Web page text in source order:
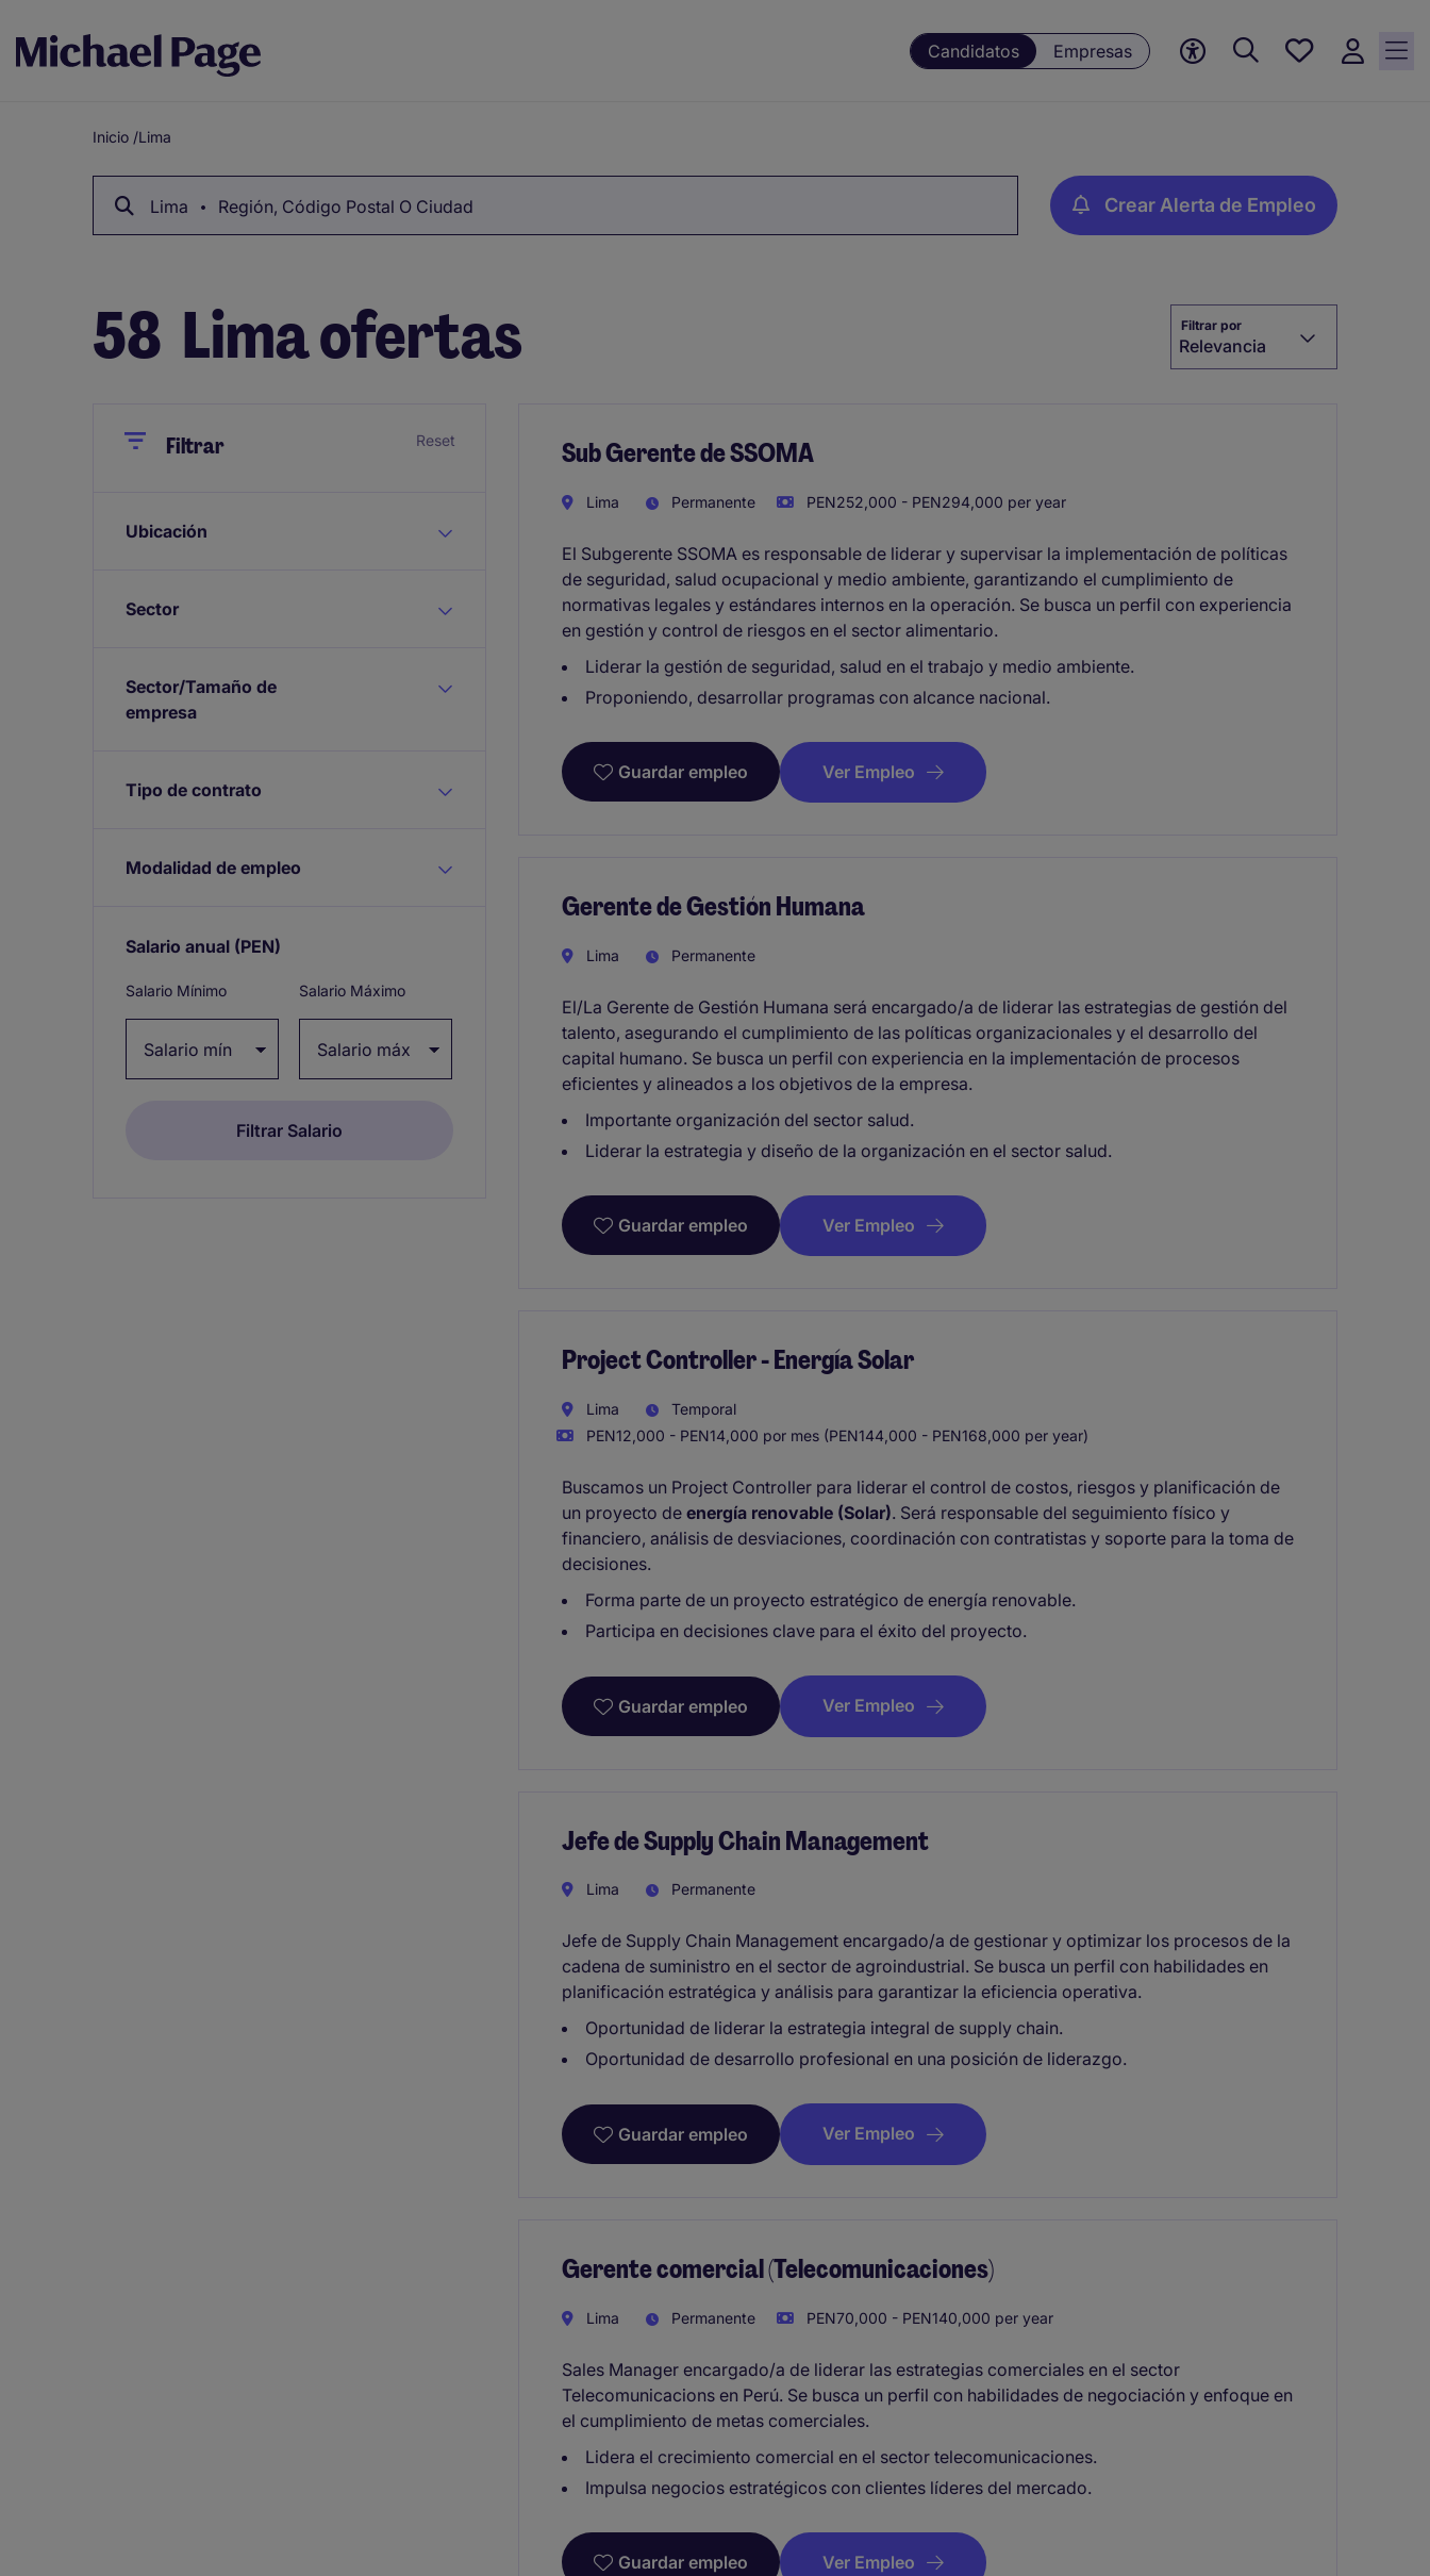
Candidatos Empresas
Empleos
Breadcrumb
Inicio /Lima
Lima Región, Código Postal O Ciudad Crear Alerta de Empleo
58 Lima ofertas Filtrar por
Relevancia
CloseFiltrar Reset
Ubicación
Sector
Sector/Tamaño de
empresa
Tipo de contrato
Modalidad de empleo
Salario anual (PEN)
Salario Mínimo Salario Máximo
Sub Gerente de SSOMA
Lima Permanente PEN252,000 - PEN294,000 per year
El Subgerente SSOMA es responsable de liderar y supervisar la implementación de políticas
de seguridad, salud ocupacional y medio ambiente, garantizando el cumplimiento de
normativas legales y estándares internos en la operación. Se busca un perfil con experiencia
en gestión y control de riesgos en el sector alimentario.
Liderar la gestión de seguridad, salud en el trabajo y medio ambiente.
Proponiendo, desarrollar programas con alcance nacional.
Guardar empleo Ver Empleo
Gerente de Gestión Humana
Lima Permanente
El/La Gerente de Gestión Humana será encargado/a de liderar las estrategias de gestión del
talento, asegurando el cumplimiento de las políticas organizacionales y el desarrollo del
capital humano. Se busca un perfil con experiencia en la implementación de procesos
eficientes y alineados a los objetivos de la empresa.
Importante organización del sector salud.
Liderar la estrategia y diseño de la organización en el sector salud.
Guardar empleo Ver Empleo
Project Controller - Energía Solar
Lima
Temporal
PEN12,000 - PEN14,000 por mes (PEN144,000 - PEN168,000 per year)
Buscamos un Project Controller para liderar el control de costos, riesgos y planificación de
un proyecto de energía renovable (Solar). Será responsable del seguimiento físico y
financiero, análisis de desviaciones, coordinación con contratistas y soporte para la toma de
decisiones.
Forma parte de un proyecto estratégico de energía renovable.
Participa en decisiones clave para el éxito del proyecto.
Guardar empleo Ver Empleo
Jefe de Supply Chain Management
Lima Permanente
Jefe de Supply Chain Management encargado/a de gestionar y optimizar los procesos de la
cadena de suministro en el sector de agroindustrial. Se busca un perfil con habilidades en
planificación estratégica y análisis para garantizar la eficiencia operativa.
Oportunidad de liderar la estrategia integral de supply chain.
Oportunidad de desarrollo profesional en una posición de liderazgo.
Guardar empleo Ver Empleo
Gerente comercial (Telecomunicaciones)
Lima Permanente PEN70,000 - PEN140,000 per year
Sales Manager encargado/a de liderar las estrategias comerciales en el sector
Telecomunicacions en Perú. Se busca un perfil con habilidades de negociación y enfoque en
el cumplimiento de metas comerciales.
Lidera el crecimiento comercial en el sector telecomunicaciones.
Impulsa negocios estratégicos con clientes líderes del mercado.
Guardar empleo Ver Empleo